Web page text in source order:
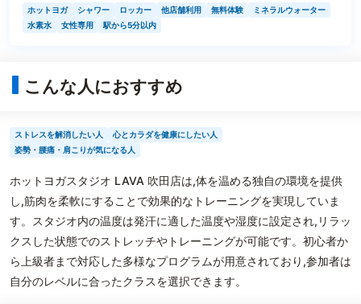
ホットヨガ シャワー ロッカー 他店舗利用 無料体験
ミネラルウォーター
水素水
女性専用 駅から5分以内
こんな人におすすめ
ストレスを解消したい人
心とカラダを健康にしたい人
姿勢・腰痛・肩こりが気になる人
ホットヨガスタジオ LAVA 吹田店は,体を温める独自の環境を提供
し,筋肉を柔軟にすることで効果的なトレーニングを実現していま
す。スタジオ内の温度は発汗に適した温度や湿度に設定され,リラッ
クスした状態でのストレッチやトレーニングが可能です。初心者か
ら上級者まで対応した多様なプログラムが用意されており,参加者は
自分のレベルに合ったクラスを選択できます。